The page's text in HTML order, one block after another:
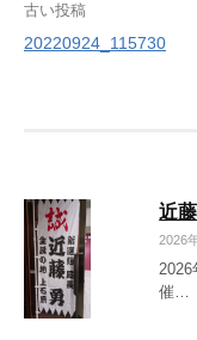
投
稿
ー
シ
ョ
古い投稿
20220924_115730
近
2026
2026
催…